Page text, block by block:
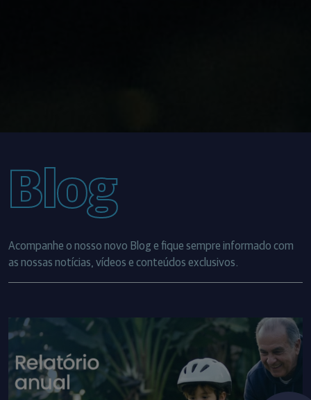
Blog
Acompanhe o nosso novo Blog e fique sempre informado com
as nossas notícias, vídeos e conteúdos exclusivos.